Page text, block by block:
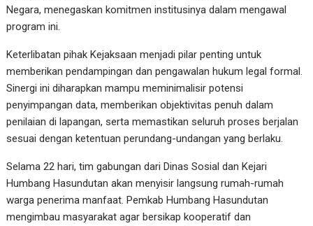
Negara, menegaskan komitmen institusinya dalam mengawal
program ini.
Keterlibatan pihak Kejaksaan menjadi pilar penting untuk
memberikan pendampingan dan pengawalan hukum legal formal.
Sinergi ini diharapkan mampu meminimalisir potensi
penyimpangan data, memberikan objektivitas penuh dalam
penilaian di lapangan, serta memastikan seluruh proses berjalan
sesuai dengan ketentuan perundang-undangan yang berlaku.
Selama 22 hari, tim gabungan dari Dinas Sosial dan Kejari
Humbang Hasundutan akan menyisir langsung rumah-rumah
warga penerima manfaat. Pemkab Humbang Hasundutan
mengimbau masyarakat agar bersikap kooperatif dan